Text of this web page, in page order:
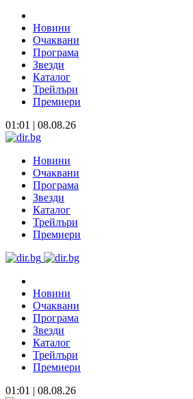
Новини
Очаквани
Програма
Звезди
Каталог
Трейлъри
Премиери
01:01 | 08.08.26
Новини
Очаквани
Програма
Звезди
Каталог
Трейлъри
Премиери
Новини
Очаквани
Програма
Звезди
Каталог
Трейлъри
Премиери
01:01 | 08.08.26